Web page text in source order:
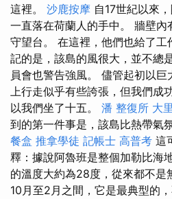
這裡。 沙鹿按摩 自17世紀以來
一直落在荷蘭人的手中。 牆壁內
守望台。 在這裡，他們也給了
記的是，該島的風很大，並不總
員會也警告強風。 儘管起初以
上行走似乎有些誇張，但我們成
以我們坐了十五。 潘 整復所 大
到的第一件事是，該島比熱帶氣
餐盒 推拿學徒 記帳士 高普考 這
釋：據說阿魯班是整個加勒比海
的溫度大約為28度，從來都不是
10月至2月之間，它是最典型的